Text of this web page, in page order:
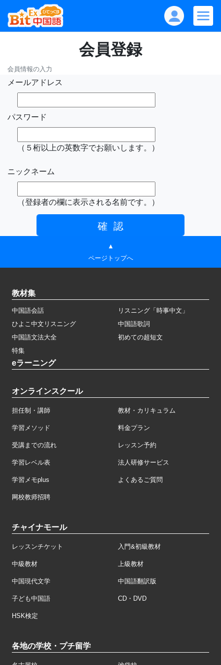
会員登録
会員情報の入力
メールアドレス
パスワード
（５桁以上の英数字でお願いします。）
ニックネーム
（登録者の欄に表示される名前です。）
▲
ページトップへ
教材集
中国語会話
リスニング「時事中文」
ひよこ中文リスニング
中国語歌詞
中国語文法大全
初めての超短文
特集
eラーニング
オンラインスクール
担任制・講師 教材・カリキュラム
学習メソッド 料金プラン
受講までの流れ レッスン予約
学習レベル表 法人研修サービス
学習メモplus よくあるご質問
网校教师招聘
チャイナモール
レッスンチケット 入門&初級教材
中級教材 上級教材
中国現代文学 中国語翻訳版
子ども中国語 CD・DVD
HSK検定
各地の学校・プチ留学